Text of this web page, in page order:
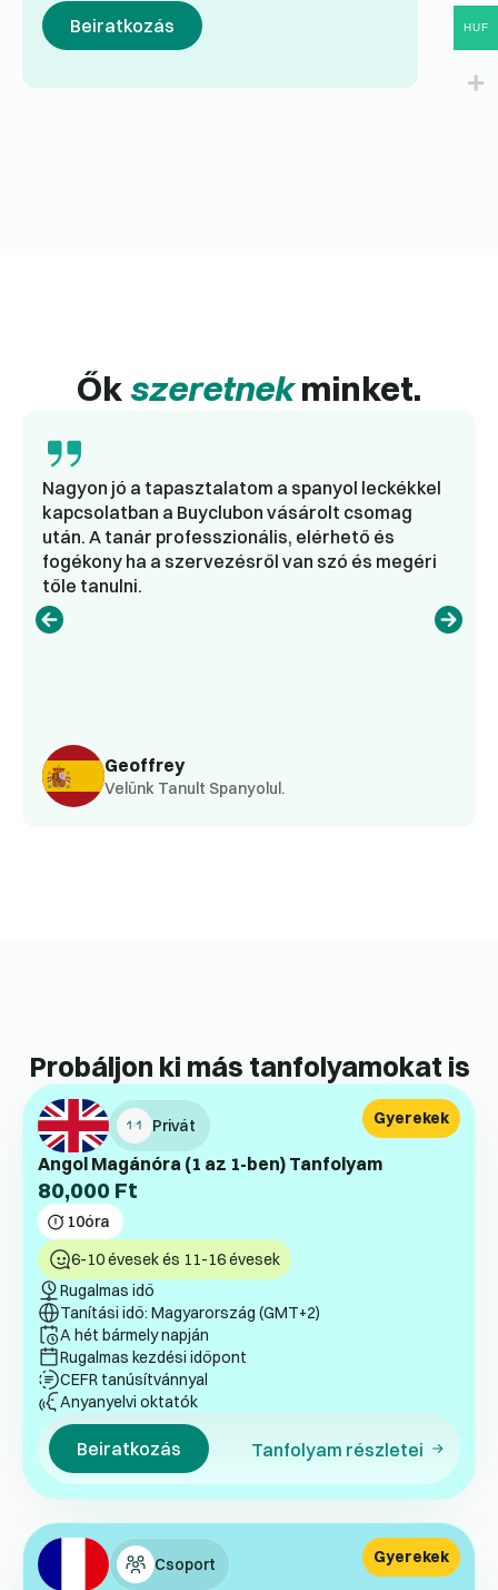
Beiratkozás
Őkszeretnekminket.
Geoffrey
Velünk Tanult Spanyolul.
Nagyon jó a tapasztalatom a spanyol leckékkel
kapcsolatban a Buyclubon vásárolt csomag
után. A tanár professzionális, elérhető és
fogékony ha a szervezésről van szó és megéri
tőle tanulni.
Probáljon ki más tanfolyamokat is
Privát
Angol Magánóra (1 az 1-ben) Tanfolyam
80,000 Ft
10óra
Gyerekek
6-10 évesek és 11-16 évesek
Rugalmas idő
Tanítási idő: Magyarország (GMT+2)
A hét bármely napján
Rugalmas kezdési időpont
CEFR tanúsítvánnyal
Anyanyelvi oktatók
Beiratkozás Tanfolyam részletei
Csoport Gyerekek
HUF